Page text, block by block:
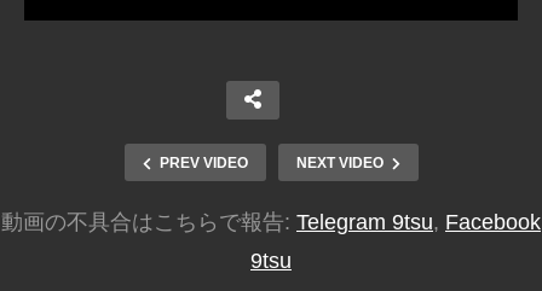
PREV VIDEO NEXT VIDEO
動画の不具合はこちらで報告: Telegram 9tsu, Facebook
9tsu